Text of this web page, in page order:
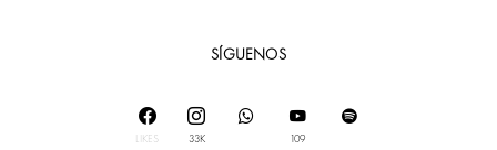
SÍGUENOS
LIKES
33K
109